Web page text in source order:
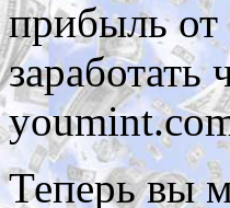
прибыль от
заработать
Теперь вы